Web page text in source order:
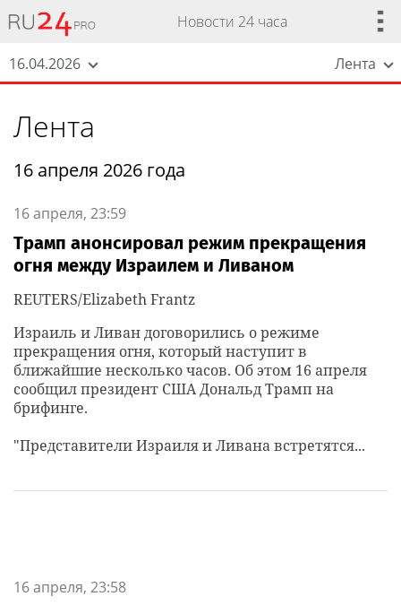
Новости 24 часа
16.04.2026 Лента
Лента
16 апреля 2026 года
16 апреля, 23:59
Трамп анонсировал режим прекращения
огня между Израилем и Ливаном
REUTERS/Elizabeth Frantz
Израиль и Ливан договорились о режиме
прекращения огня, который наступит в
ближайшие несколько часов. Об этом 16 апреля
сообщил президент США Дональд Трамп на
брифинге.
"Представители Израиля и Ливана встретятся...
16 апреля, 23:58